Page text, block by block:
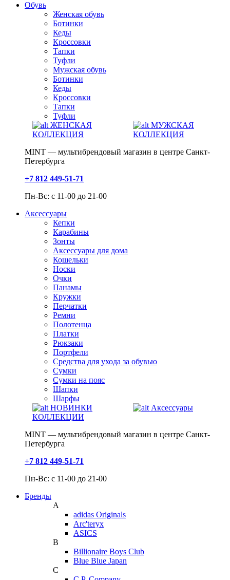
Обувь
Женская обувь
Ботинки
Кеды
Кроссовки
Тапки
Туфли
Мужская обувь
Ботинки
Кеды
Кроссовки
Тапки
Туфли
ЖЕНСКАЯ
КОЛЛЕКЦИЯ
МУЖСКАЯ
КОЛЛЕКЦИЯ
MINT — мультибрендовый магазин в центре Санкт-
Петербурга
+7 812 449-51-71
Пн-Вс: с 11-00 до 21-00
Аксессуары
Кепки
Карабины
Зонты
Аксессуары для дома
Кошельки
Носки
Очки
Панамы
Кружки
Перчатки
Ремни
Полотенца
Платки
Рюкзаки
Портфели
Средства для ухода за обувью
Сумки
Сумки на пояс
Шапки
Шарфы
НОВИНКИ
КОЛЛЕКЦИИ
Аксессуары
MINT — мультибрендовый магазин в центре Санкт-
Петербурга
+7 812 449-51-71
Пн-Вс: с 11-00 до 21-00
Бренды
A
adidas Originals
Arc'teryx
ASICS
B
Billionaire Boys Club
Blue Blue Japan
C